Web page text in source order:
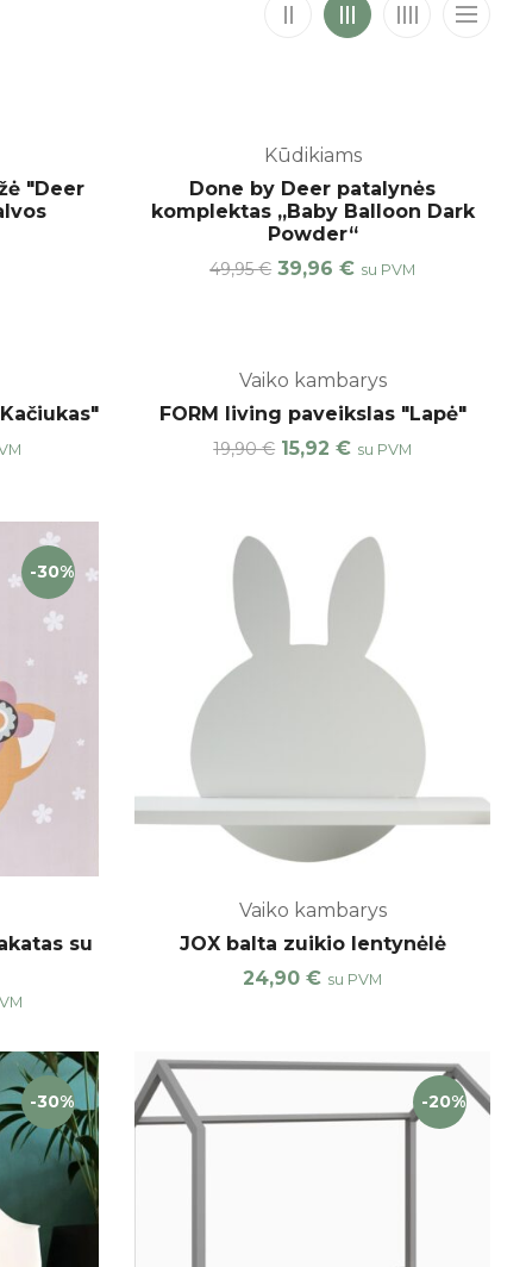
"Deer
Kūdikiams
Done by Deer patalynės
komplektas „Baby Balloon Dark
Powder“
49,95€ 39,96€ su PVM
Vaiko kambarys
FORM living paveikslas "Lapė"
19,90€ 15,92€ su PVM
-30%
su
Vaiko kambarys
JOX balta zuikio lentynėlė
24,90€ su PVM
-30% -20%